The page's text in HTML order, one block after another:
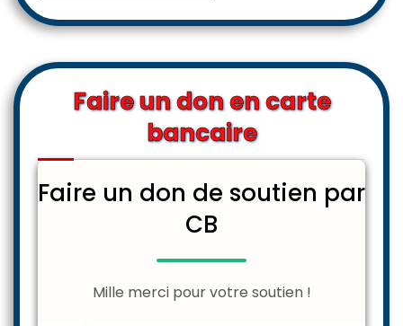
Faire un don en carte
bancaire
Faire un don de soutien par
CB
Mille merci pour votre soutien !